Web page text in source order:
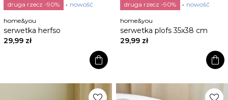
druga rzecz -90% nowość
home&you
serwetka herfso
29,99 zł
shopping_bag
druga rzecz -90% nowość
home&you
serwetka plofs 35x38 cm
29,99 zł
shopping_bag